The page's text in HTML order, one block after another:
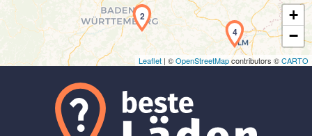
2
4
+
−
Leaflet | ©OpenStreetMapcontributors ©CARTO